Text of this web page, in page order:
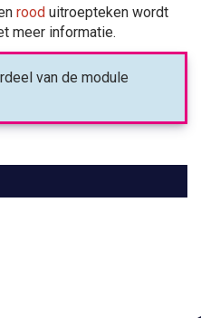
rood uitroepteken wordt
meer informatie.
van de module